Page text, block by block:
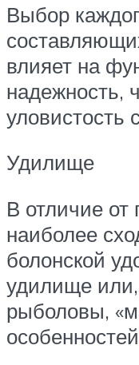
Выбор
влияет на
надежность,
уловистость
Удилище
В отличие от
наиболее
болонской
удилище или,
рыболовы,